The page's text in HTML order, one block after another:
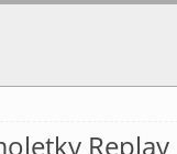
Replay